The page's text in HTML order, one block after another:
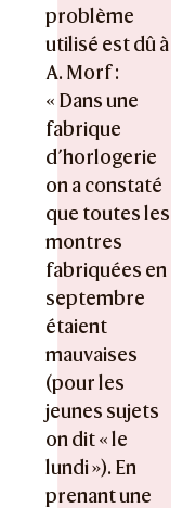
problème
utilisé est dû à
A. Morf :
« Dans une
fabrique
d’horlogerie
on a constaté
que toutes les
montres
fabriquées en
septembre
étaient
mauvaises
(pour les
jeunes sujets
on dit « le
lundi »). En
prenant une